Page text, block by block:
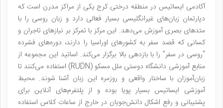
آکادمی ایساتیس در منطقه درختی کرج یکی از مراکز مدرن است که
دپارتمان زبان‌های غیرانگلیسی بسیار فعالی دارد و زبان روسی را با
متدهای بصری آموزش می‌دهد. این مرکز با تمرکز بر نیازهای تاجران و
کسانی که قصد سفر به کشورهای اوراسیا را دارند، دوره‌های فشرده
“روسی در سفر” را با بازدهی بالا برگزار می‌کند. اساتید این مجموعه از
منابع آموزشی دانشگاه دوستی ملل مسکو (RUDN) استفاده می‌کنند تا
زبان‌آموزان با ساختار واقعی و روزمره این زبان آشنا شوند. محیط
آموزشی ایساتیس بسیار پویا بوده و از پلتفرم‌های آنلاین برای
پشتیبانی و رفع اشکال دانش‌جویان در خارج از ساعات کلاس استفاده